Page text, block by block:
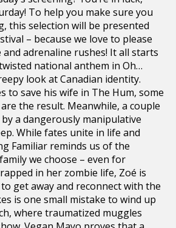
To help you make sure you
this selection will be presented
– because we love to please
adrenaline rushes! It all starts
national anthem in Oh…
look at Canadian identity.
to save his wife in The Hum, some
the result. Meanwhile, a couple
a dangerously manipulative
While fates unite in life and
Familiar reminds us of the
we choose – even for
in her zombie life, Zoé is
get away and reconnect with the
is one small mistake to wind up
where traumatized muggles